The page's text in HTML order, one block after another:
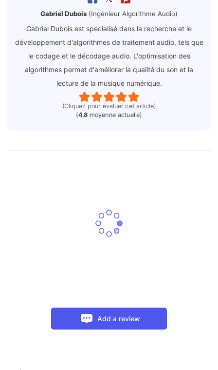
Gabriel Dubois (Ingénieur Algorithme Audio)
Gabriel Dubois est spécialisé dans la recherche et le
développement d'algorithmes de traitement audio, tels que
le codage et le décodage audio. L'optimisation des
algorithmes permet d'améliorer la qualité du son et la
lecture de la musique numérique.
(Cliquez pour évaluer cet article)
(4.8 moyenne actuelle)
Add a review